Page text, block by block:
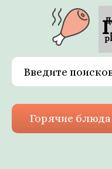
Горячие блюда